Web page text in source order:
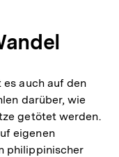
auch auf den
darüber, wie
getötet werden.
eigenen
philippinischer